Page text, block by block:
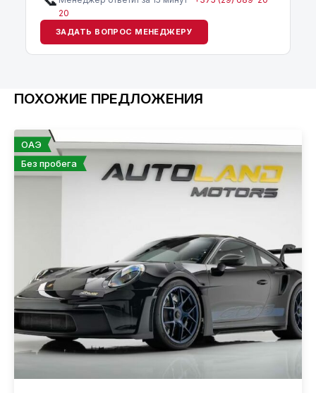
20
ЗАДАТЬ ВОПРОС МЕНЕДЖЕРУ
ПОХОЖИЕ ПРЕДЛОЖЕНИЯ
ОАЭ
Без пробега